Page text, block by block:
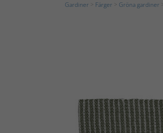
Gardiner Färger Gröna gardiner